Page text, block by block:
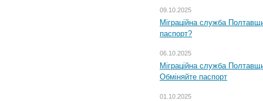
09.10.2025
Міграційна служба
паспорт?
06.10.2025
Міграційна служба
Обміняйте паспорт
01.10.2025